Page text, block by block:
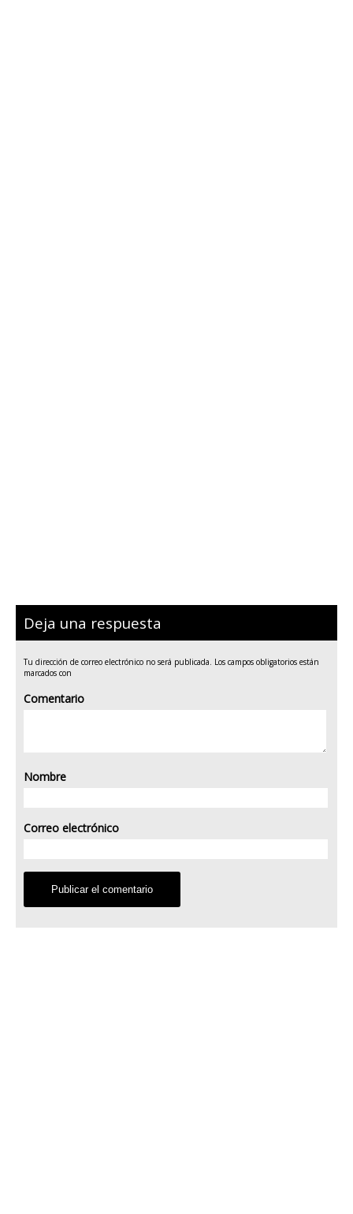
Deja una respuesta
Tu dirección de correo electrónico no será publicada. Los campos obligatorios están
marcados con
Comentario
Nombre
Correo electrónico